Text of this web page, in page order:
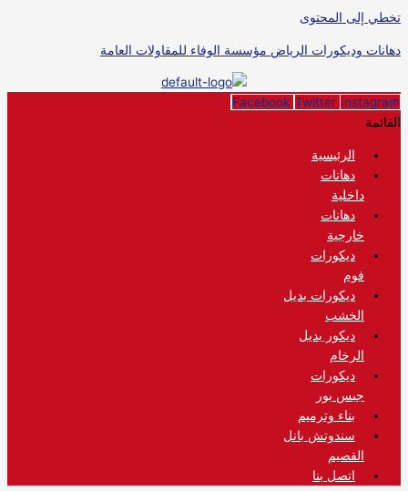
تخطي إلى المحتوى
دهانات وديكورات الرياض مؤسسة الوفاء للمقاولات العامة
Facebook Twitter Instagram
القائمة
الرئيسية
دهانات
داخلية
دهانات
خارجية
ديكورات
فوم
ديكورات بديل
الخشب
ديكور بديل
الرخام
ديكورات
جبس بور
بناء وترميم
سندوتش بانل
القصيم
اتصل بنا